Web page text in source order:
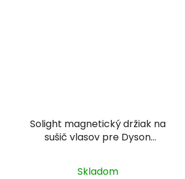
Solight magnetický držiak na
sušič vlasov pre Dyson
Skladom